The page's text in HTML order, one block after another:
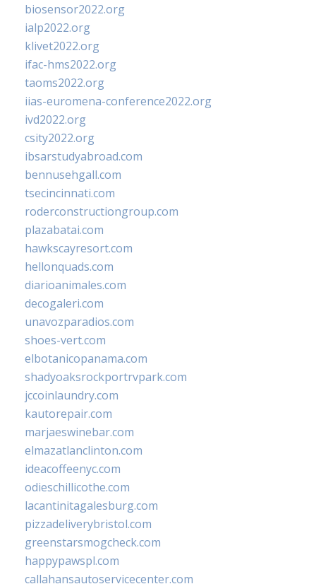
biosensor2022.org
ialp2022.org
klivet2022.org
ifac-hms2022.org
taoms2022.org
iias-euromena-conference2022.org
ivd2022.org
csity2022.org
ibsarstudyabroad.com
bennusehgall.com
tsecincinnati.com
roderconstructiongroup.com
plazabatai.com
hawkscayresort.com
hellonquads.com
diarioanimales.com
decogaleri.com
unavozparadios.com
shoes-vert.com
elbotanicopanama.com
shadyoaksrockportrvpark.com
jccoinlaundry.com
kautorepair.com
marjaeswinebar.com
elmazatlanclinton.com
ideacoffeenyc.com
odieschillicothe.com
lacantinitagalesburg.com
pizzadeliverybristol.com
greenstarsmogcheck.com
happypawspl.com
callahansautoservicecenter.com